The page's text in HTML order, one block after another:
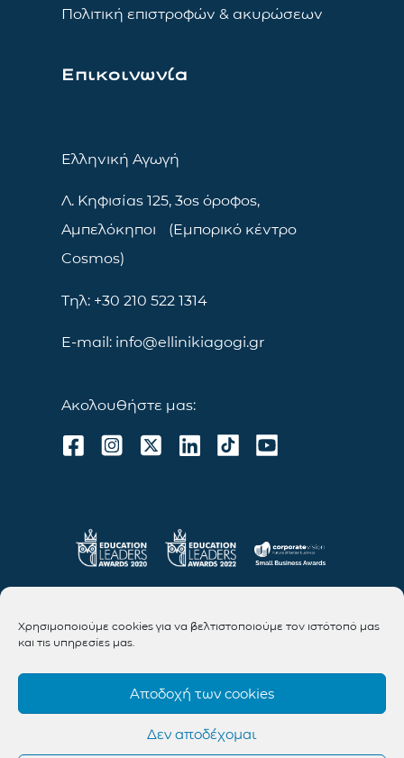
Χρησιμοποιούμε cookies για να βελτιστοποιούμε τον ιστότοπό μας
και τις υπηρεσίες μας.
Αποδοχή των cookies
Δεν αποδέχομαι
Πολιτική επιστροφών & ακυρώσεων
Επικοινωνία
Ελληνική Αγωγή
Λ. Κηφισίας 125, 3ος όροφος,
Αμπελόκηποι (Εμπορικό κέντρο
Cosmos)
Τηλ: +30 210 522 1314
E-mail: info@ellinikiagogi.gr
Ακολουθήστε μας: